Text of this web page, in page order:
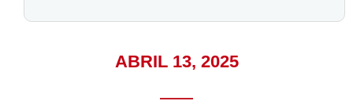
ABRIL 13, 2025